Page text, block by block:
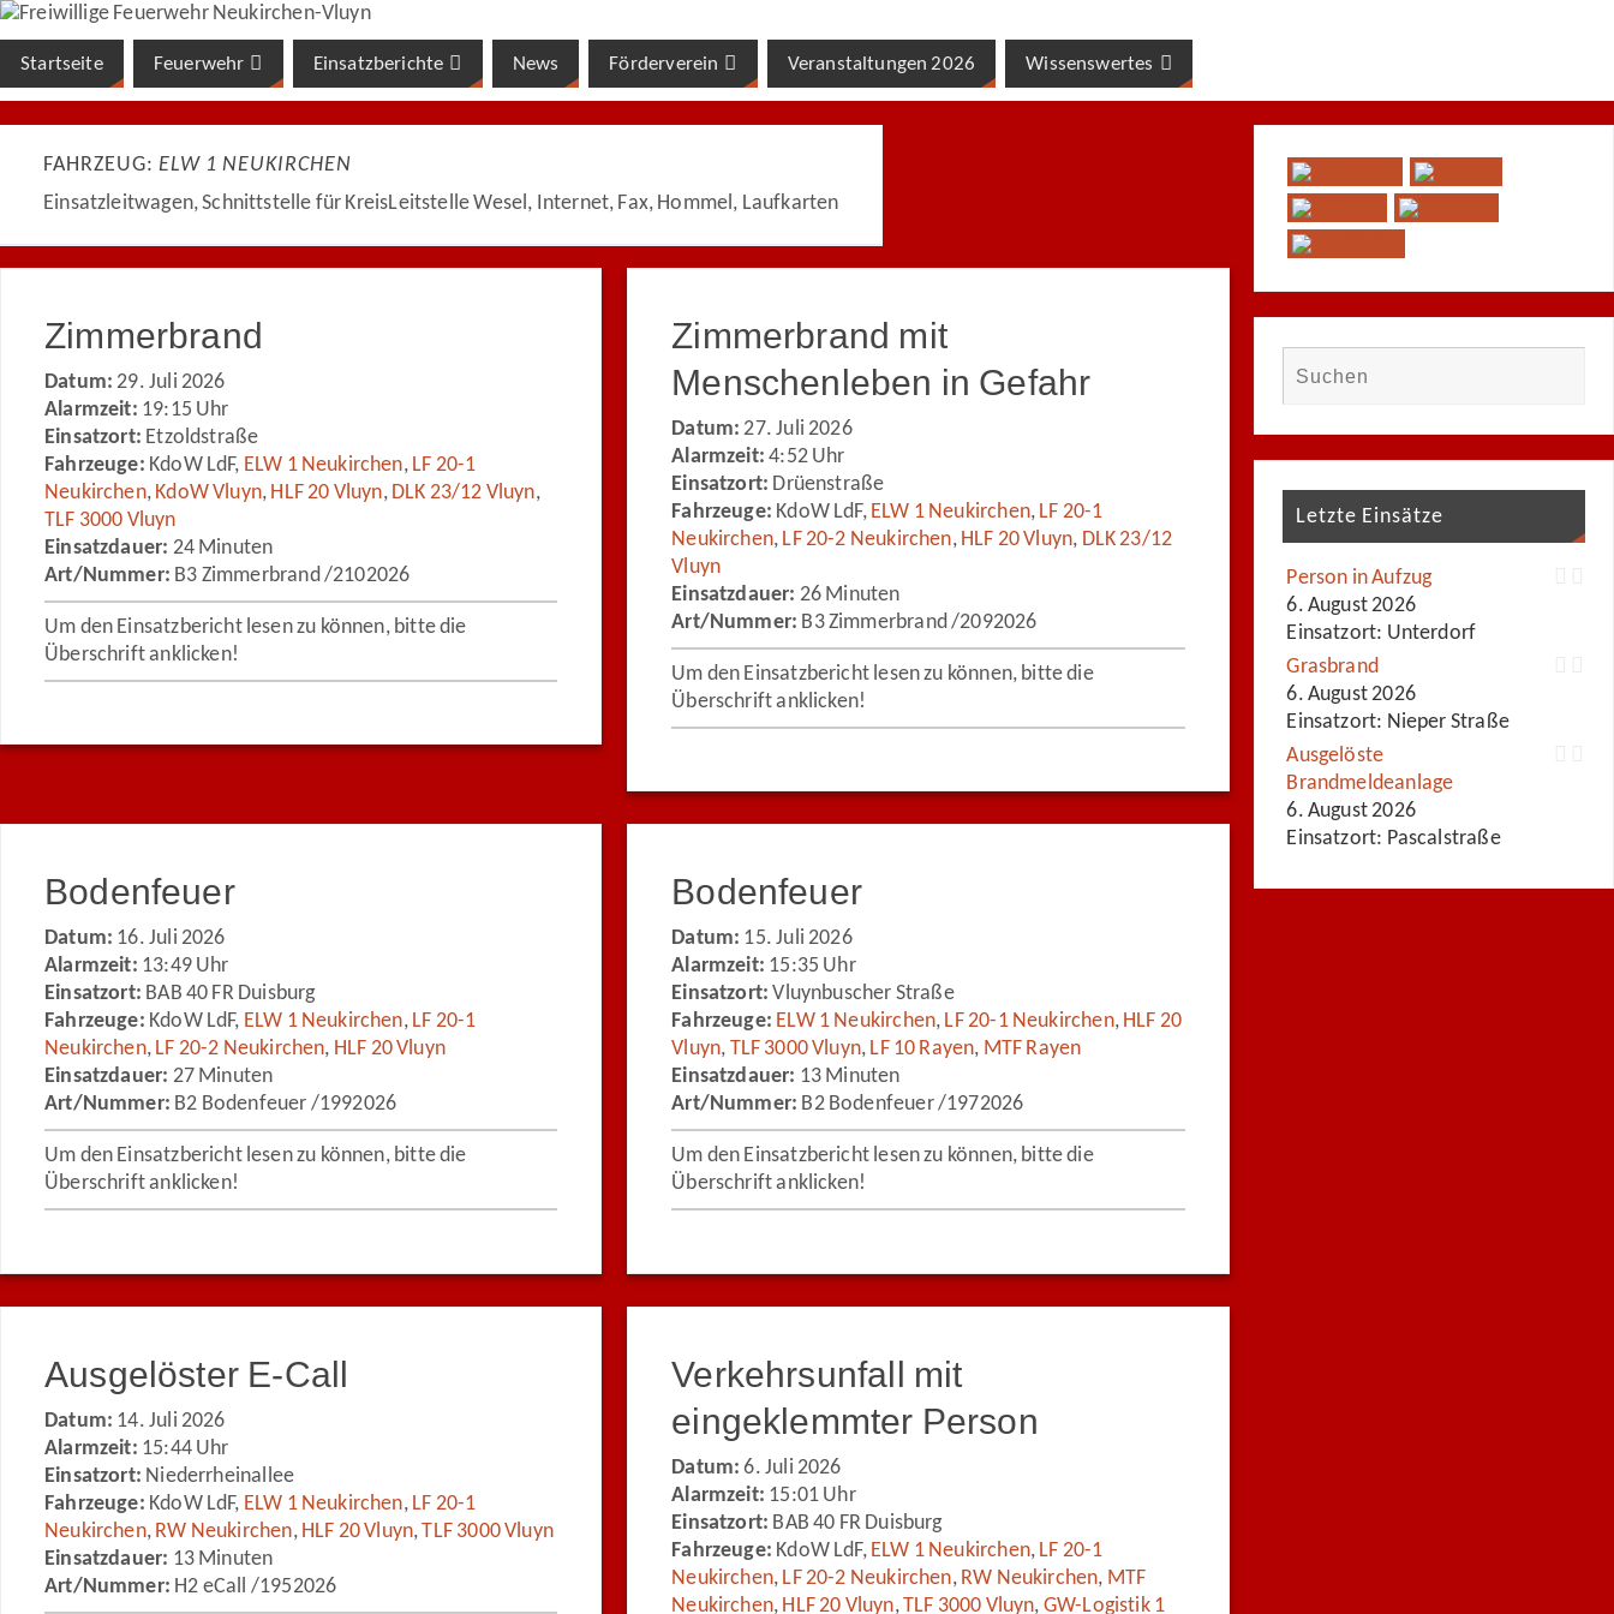
Startseite Feuerwehr Einsatzberichte News Förderverein Veranstaltungen 2026 Wissenswertes
FAHRZEUG: ELW 1 NEUKIRCHEN
Einsatzleitwagen, Schnittstelle für KreisLeitstelle Wesel, Internet, Fax, Hommel, Laufkarten
Zimmerbrand
Datum: 29. Juli 2026
Alarmzeit: 19:15 Uhr
Einsatzort: Etzoldstraße
Fahrzeuge: KdoW LdF, ELW 1 Neukirchen, LF 20-1
Neukirchen, KdoW Vluyn, HLF 20 Vluyn, DLK 23/12 Vluyn,
TLF 3000 Vluyn
Einsatzdauer: 24 Minuten
Art/Nummer: B3 Zimmerbrand /2102026
Um den Einsatzbericht lesen zu können, bitte die
Überschrift anklicken!
Zimmerbrand mit
Menschenleben in Gefahr
Datum: 27. Juli 2026
Alarmzeit: 4:52 Uhr
Einsatzort: Drüenstraße
Fahrzeuge: KdoW LdF, ELW 1 Neukirchen, LF 20-1
Neukirchen, LF 20-2 Neukirchen, HLF 20 Vluyn, DLK 23/12
Vluyn
Einsatzdauer: 26 Minuten
Art/Nummer: B3 Zimmerbrand /2092026
Um den Einsatzbericht lesen zu können, bitte die
Überschrift anklicken!
Bodenfeuer
Datum: 16. Juli 2026
Alarmzeit: 13:49 Uhr
Einsatzort: BAB 40 FR Duisburg
Fahrzeuge: KdoW LdF, ELW 1 Neukirchen, LF 20-1
Neukirchen, LF 20-2 Neukirchen, HLF 20 Vluyn
Einsatzdauer: 27 Minuten
Art/Nummer: B2 Bodenfeuer /1992026
Um den Einsatzbericht lesen zu können, bitte die
Überschrift anklicken!
Bodenfeuer
Datum: 15. Juli 2026
Alarmzeit: 15:35 Uhr
Einsatzort: Vluynbuscher Straße
Fahrzeuge: ELW 1 Neukirchen, LF 20-1 Neukirchen, HLF 20
Vluyn, TLF 3000 Vluyn, LF 10 Rayen, MTF Rayen
Einsatzdauer: 13 Minuten
Art/Nummer: B2 Bodenfeuer /1972026
Um den Einsatzbericht lesen zu können, bitte die
Überschrift anklicken!
Ausgelöster E-Call
Datum: 14. Juli 2026
Alarmzeit: 15:44 Uhr
Einsatzort: Niederrheinallee
Fahrzeuge: KdoW LdF, ELW 1 Neukirchen, LF 20-1
Neukirchen, RW Neukirchen, HLF 20 Vluyn,TLF 3000 Vluyn
Einsatzdauer: 13 Minuten
Art/Nummer: H2 eCall /1952026
Verkehrsunfall mit
eingeklemmter Person
Datum: 6. Juli 2026
Alarmzeit: 15:01 Uhr
Einsatzort: BAB 40 FR Duisburg
Fahrzeuge: KdoW LdF, ELW 1 Neukirchen, LF 20-1
Neukirchen, LF 20-2 Neukirchen, RW Neukirchen, MTF
Neukirchen, HLF 20 Vluyn,TLF 3000 Vluyn, GW-Logistik 1
Letzte Einsätze
Person in Aufzug
6. August 2026
Einsatzort: Unterdorf
Grasbrand
6. August 2026
Einsatzort: Nieper Straße
Ausgelöste
Brandmeldeanlage
6. August 2026
Einsatzort: Pascalstraße